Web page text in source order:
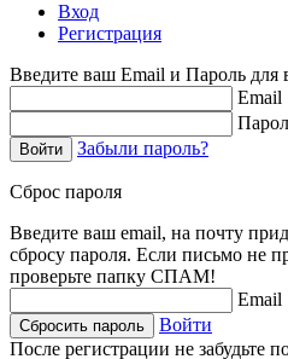
Вход
Регистрация
Введите ваш Email и Пароль для
Email
Войти Забыли пароль?
Сброс пароля
Введите ваш email, на почту
сбросу пароля. Если письмо не
проверьте папку СПАМ!
Email
Сбросить пароль
Войти
После регистрации не забудьте